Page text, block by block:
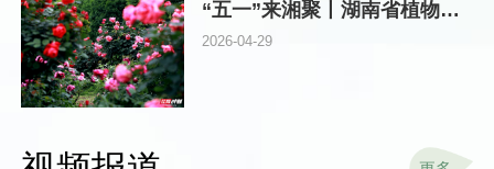
“五一”来湘聚丨湖南省植物园邀你探秘“真假”玫瑰，畅游浪漫花海
2026-04-29